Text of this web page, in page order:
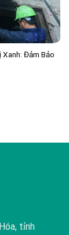
Đảm Bảo
tỉnh